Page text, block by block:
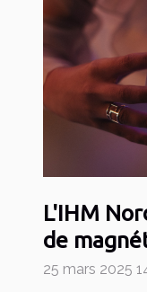
L'IHM
de
2025
25 mars 2025